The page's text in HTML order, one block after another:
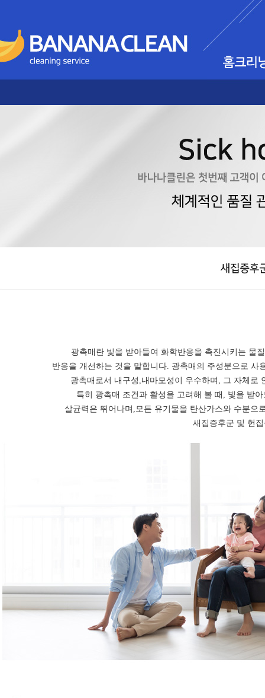
광촉매란 빛을 받아들여 화학반응을 촉진시키는 물
반응을 개선하는 것을 말합니다. 광촉매의 주성분으로
광촉매로서 내구성,내마모성이 우수하며, 그 자체로
특히 광촉매 조건과 활성을 고려해 볼 때, 빛을 받
살균력은 뛰어나며,모든 유기물을 탄산가스와 수분으
새집증후군 및 헌